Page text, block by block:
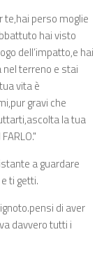
te,hai perso moglie
hai visto
dell’impatto,e hai
terreno e stai
vita è
gravi che
la tua
a guardare
ti getti.
di aver
davvero tutti i